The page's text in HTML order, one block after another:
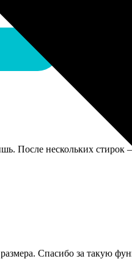
После нескольких стирок
Спасибо за такую